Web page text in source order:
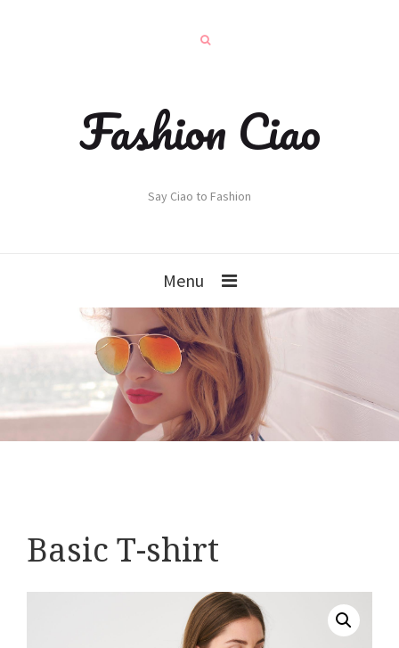
Fashion Ciao
Say Ciao to Fashion
Menu
Basic T-shirt